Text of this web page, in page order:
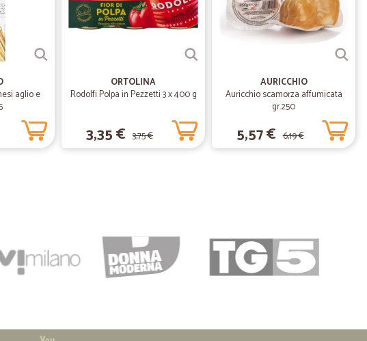
E COME DA PROGRAMMA
COME DA PROGRAMMA
27/09/2020
—Arianna L.
un messaggio, sono state entrambe cordiali ed efficienti. Grazie. Userò
01/10/2020
Marco C.
aglio e
ORTOLINA
Rodolfi Polpa in Pezzetti 3 x 400 g
3,35 € 3,75 €
AURICCHIO
Auricchio scamorza affumicata
gr.250
5,57 € 6,19 €